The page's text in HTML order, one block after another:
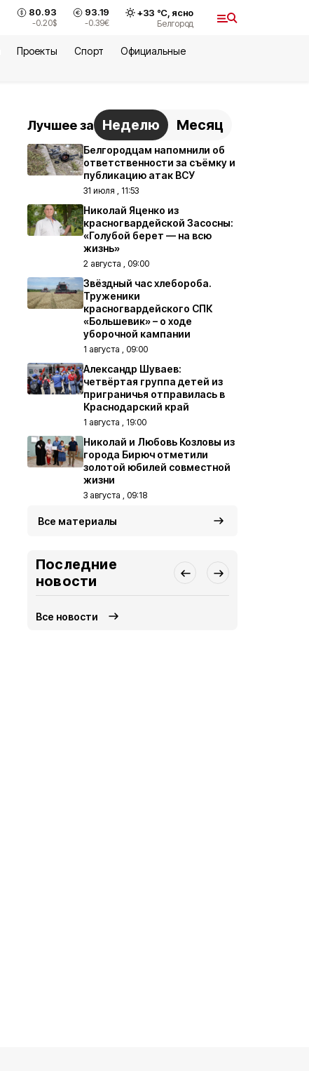
80.93
-0.20$
93.19
-0.39€
+33 °С, ясно
Белгород
Проекты Спорт
Официальные
Лучшее за Неделю Месяц
Белгородцам напомнили об
ответственности за съёмку и
публикацию атак ВСУ
31 июля , 11:53
Николай Яценко из
красногвардейской Засосны:
«Голубой берет — на всю
жизнь»
2 августа , 09:00
Звёздный час хлебороба.
Труженики
красногвардейского СПК
«Большевик» – о ходе
уборочной кампании
1 августа , 09:00
Александр Шуваев:
четвёртая группа детей из
приграничья отправилась в
Краснодарский край
1 августа , 19:00
Николай и Любовь Козловы из
города Бирюч отметили
золотой юбилей совместной
жизни
3 августа , 09:18
Все материалы
Последние
новости
Все новости